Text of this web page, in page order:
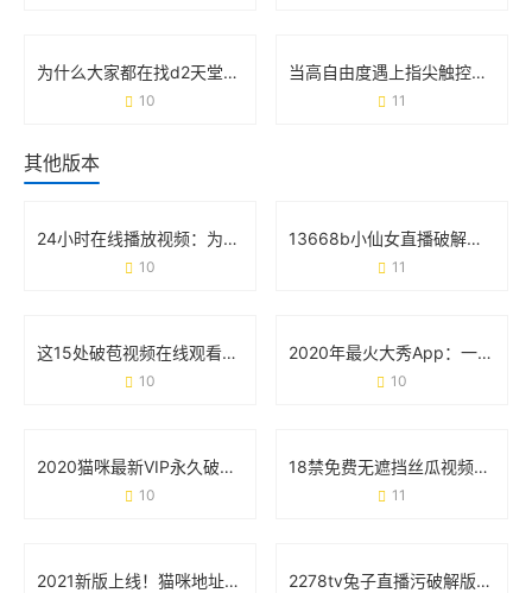
为什么大家都在找d2天堂污app下载官网版？看完这篇你就懂了
10
当高自由度遇上指尖触控：聊聊**Honey Select2手机版**的真实体验
11
其他版本
24小时在线播放视频：为什么它正在重塑你的娱乐生活？
10
13668b小仙女直播破解版：用户关心的真相与避坑指南
11
这15处破苞视频在线观看的争议 背后藏着什么真相？
10
2020年最火大秀App：一场全民狂欢背后的真相
10
2020猫咪最新VIP永久破解版安卓版：用户真实需求与风险避坑指南
10
18禁免费无遮挡丝瓜视频大秀版：用户需求与平台安全的双向博弈
11
2021新版上线！猫咪地址在线观看的正确打开方式 2278tv兔子直播污破解版无限次数版：用户追捧背后的多重隐患